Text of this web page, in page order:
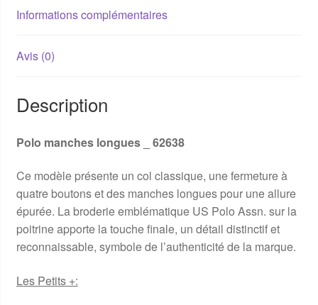
Informations complémentaires
Avis (0)
Description
Polo manches longues _ 62638
Ce modèle présente un col classique, une fermeture à
quatre boutons et des manches longues pour une allure
épurée. La broderie emblématique US Polo Assn. sur la
poitrine apporte la touche finale, un détail distinctif et
reconnaissable, symbole de l’authenticité de la marque.
Les Petits +: